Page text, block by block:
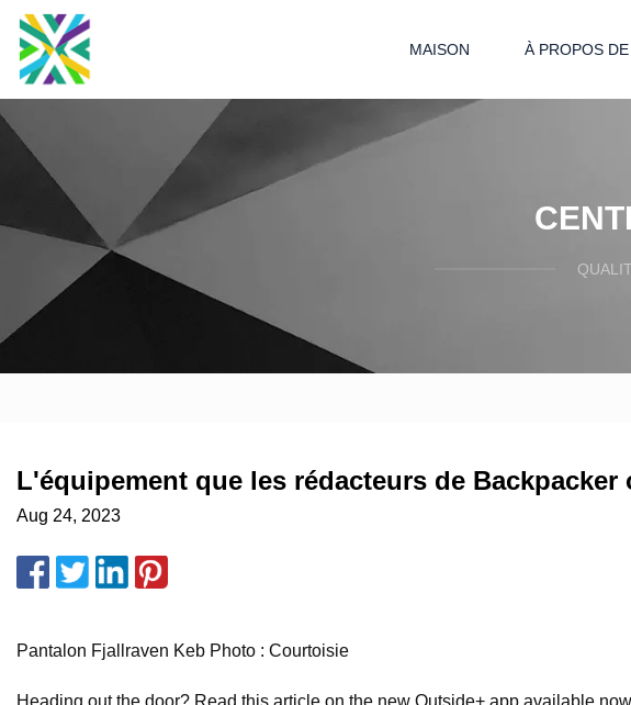
MAISON À PROPOS
L'équipement que les rédacteurs de Backpacker
Aug 24, 2023
Pantalon Fjallraven Keb Photo : Courtoisie